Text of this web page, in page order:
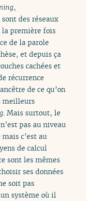
,
des réseaux
la première fois
de la parole
et depuis ça
cachées et
récurrence
de ce qu’on
meilleurs
. Mais surtout, le
pas au niveau
c’est au
de calcul
sont les mêmes
ses données
soit pas
système où il